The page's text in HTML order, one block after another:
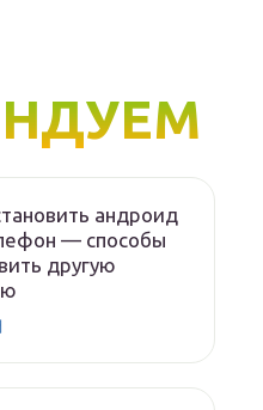
андроид
— способы
другую